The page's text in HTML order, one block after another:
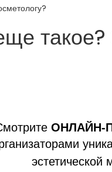
ОНЛАЙН-
эстетической